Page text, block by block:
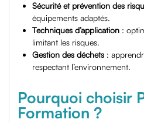
Sécurité et prévention des
équipements adaptés.
Techniques d’application :
limitant les risques.
Gestion des déchets :
respectant l’environnement.
Pourquoi choisir
Formation ?